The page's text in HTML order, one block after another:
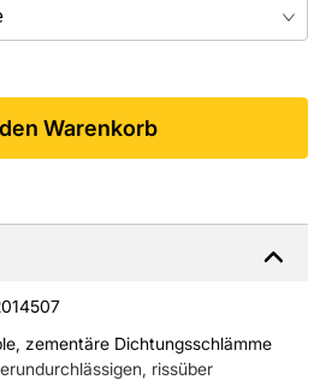
Warenkorb
zementäre Dichtungsschlämme
rissüber­